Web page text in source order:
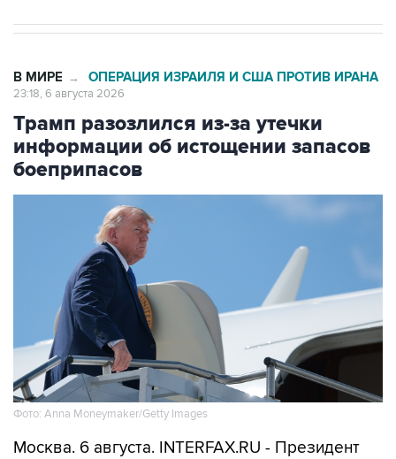
В МИРЕ → ОПЕРАЦИЯ ИЗРАИЛЯ И США ПРОТИВ ИРАНА
23:18, 6 августа 2026
Трамп разозлился из-за утечки
информации об истощении запасов
боеприпасов
Фото: Anna Moneymaker/Getty Images
Москва. 6 августа. INTERFAX.RU - Президент